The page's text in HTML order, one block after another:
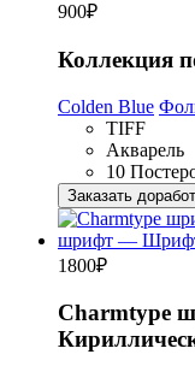
900₽
Коллекция
Colden Blue
TIFF
Акварель
10
Заказать
1800₽
Charmtype